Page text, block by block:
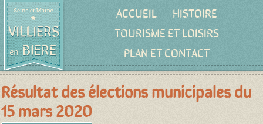
ACCUEIL
HISTOIRE
TOURISME ET LOISIRS
PLAN ET CONTACT
Résultat des élections municipales du
15 mars 2020